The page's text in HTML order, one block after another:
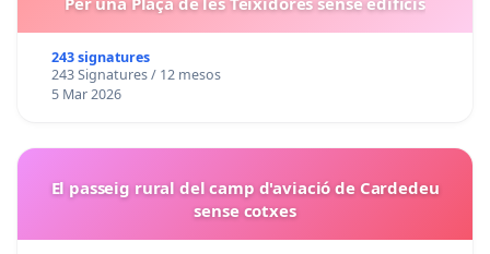
243 signatures
243 Signatures / 12 mesos
5 Mar 2026
El passeig rural del camp d'aviació de Cardedeu
sense cotxes